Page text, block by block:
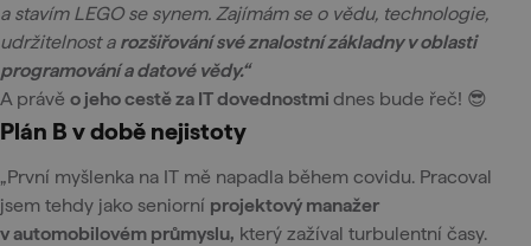
a stavím LEGO se synem. Zajímám se o vědu, technologie,
udržitelnost a rozšiřování své znalostní základny v oblasti
programování a datové vědy.“
A právě o jeho cestě za IT dovednostmi dnes bude řeč! 😎
Plán B v době nejistoty
„První myšlenka na IT mě napadla během covidu. Pracoval
jsem tehdy jako seniorní projektový manažer
v automobilovém průmyslu, který zažíval turbulentní časy.